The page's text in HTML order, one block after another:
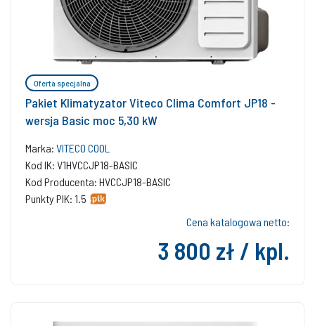
Oferta specjalna
Pakiet Klimatyzator Viteco Clima Comfort JP18 -
wersja Basic moc 5,30 kW
Marka: VITECO COOL
Kod IK: V1HVCCJP18-BASIC
Kod Producenta: HVCCJP18-BASIC
Punkty PIK: 1.5
Cena katalogowa netto:
3 800 zł / kpl.